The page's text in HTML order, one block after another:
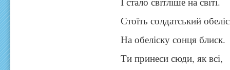
Стоїть солдатський
На обеліску сонця блиск.
Ти принеси сюди, як всі,